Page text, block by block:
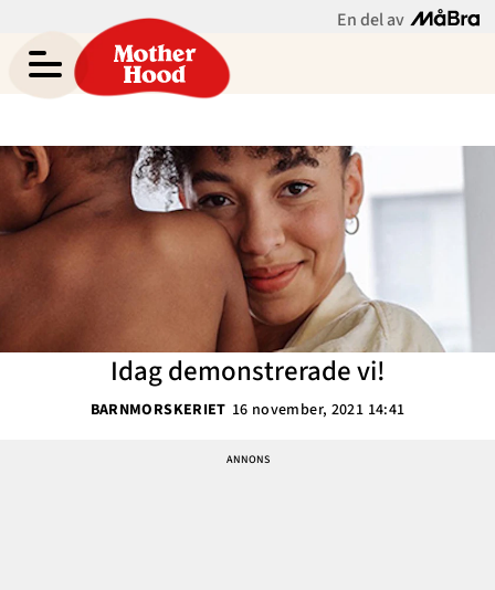
En del av
Bebis & Småbarn
Skolbarn
Tonåringar
Mammaliv
Asabea Brittons blogg
Arkiv
Kontakt
Idag demonstrerade vi!
BARNMORSKERIET 16 november, 2021 14:41